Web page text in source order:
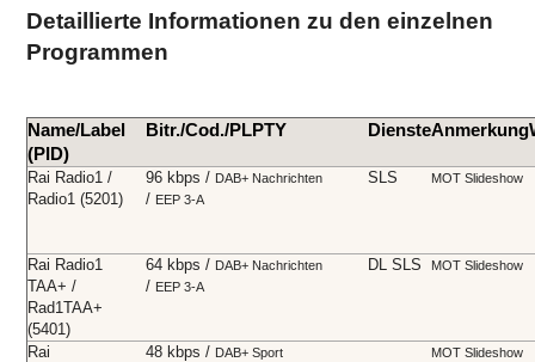
Detaillierte Informationen zu den einzelnen
Programmen
Name/Label
(PID)
Bitr./Cod./PLPTY DiensteAnmerkung
Rai Radio1 /
Radio1 (5201)
96 kbps / DAB+
/ EEP 3-A
Nachrichten SLS MOT Slideshow
Rai Radio1
TAA+ /
Rad1TAA+
(5401)
64 kbps / DAB+
/ EEP 3-A
Nachrichten DL SLS MOT Slideshow
Rai
48 kbps / DAB+ Sport MOT Slideshow